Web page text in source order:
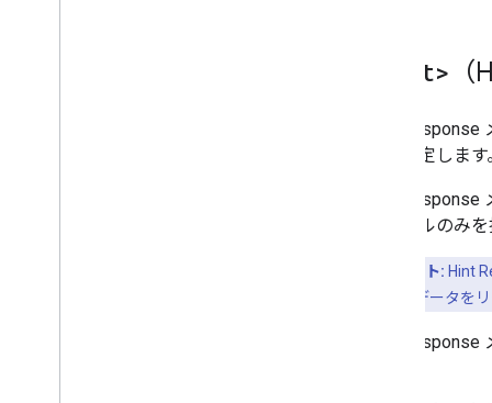
<Hint>
Hint
せを指定しま
Hint
たホテルのみ
キーポイント: Hint
施設に関するデータを
Hint